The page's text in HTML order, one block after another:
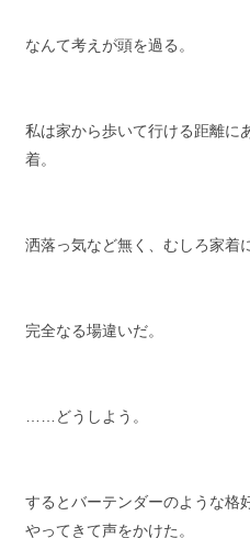
なんて考えが頭を過る。
私は家から歩いて行ける距離に
着。
洒落っ気など無く、むしろ家着
完全なる場違いだ。
……どうしよう。
するとバーテンダーのような格
やってきて声をかけた。